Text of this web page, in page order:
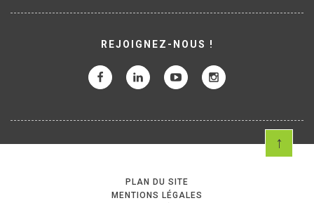
REJOIGNEZ-NOUS !
PLAN DU SITE
MENTIONS LÉGALES